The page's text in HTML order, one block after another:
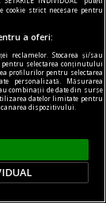
alegeri
europene
și
strict necesare pentru
a oferi:
reclamelor. Stocarea și/sau
selectarea conținutului
profilurilor pentru selectarea
personalizată. Măsurarea
combinații de date din surse
datelor limitate pentru
dispozitivului.